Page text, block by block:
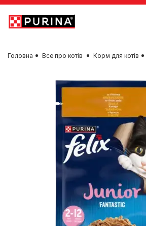
Skip to main content
Головна Все про котів Корм для котів